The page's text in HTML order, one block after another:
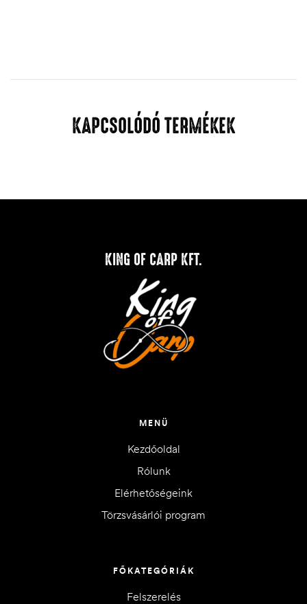
KAPCSOLÓDÓ TERMÉKEK
KING OF CARP KFT.
MENÜ
Kezdőoldal
Rólunk
Elérhetőségeink
Törzsvásárlói program
FŐKATEGÓRIÁK
Felszerelés